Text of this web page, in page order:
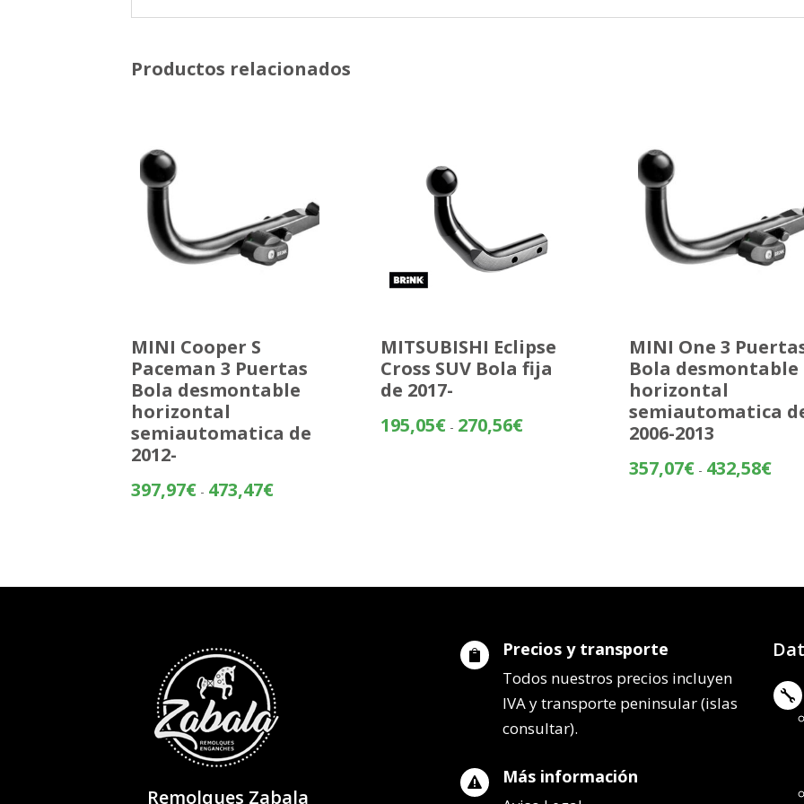
Productos relacionados
MINI Cooper S
Paceman 3 Puertas
Bola desmontable
horizontal
semiautomatica de
2012-
397,97€ - 473,47€Rango
hasta
MITSUBISHI Eclipse
Cross SUV Bola fija
de 2017-
195,05€ - 270,56€Rango
MINI One 3
Bola desmontable
horizontal
semiautomatica
2006-2013
357,07€ - 432,58€
Remolques Zabala
 Precios y transporte
Todos nuestros precios incluyen
IVA y transporte peninsular (islas
consultar).
 Más información
